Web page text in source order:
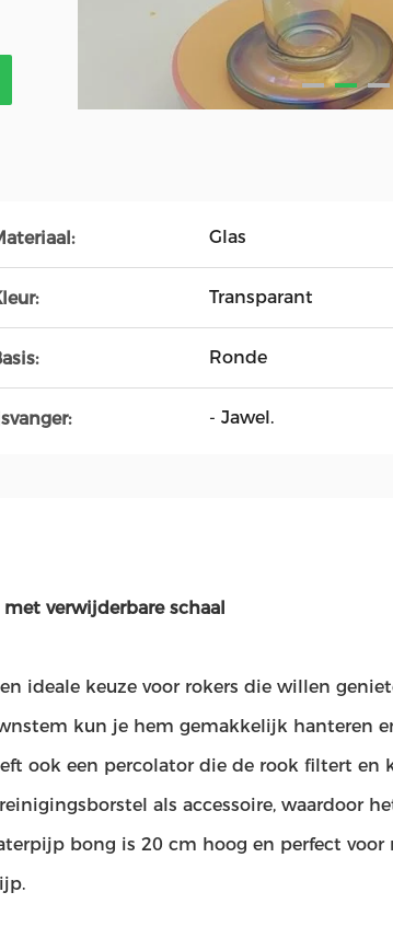
Glas
Transparant
Ronde
- Jawel.
verwijderbare schaal
ideale keuze voor rokers die willen
kun je hem gemakkelijk hanteren
ook een percolator die de rook filtert en
als accessoire, waardoor
bong is 20 cm hoog en perfect